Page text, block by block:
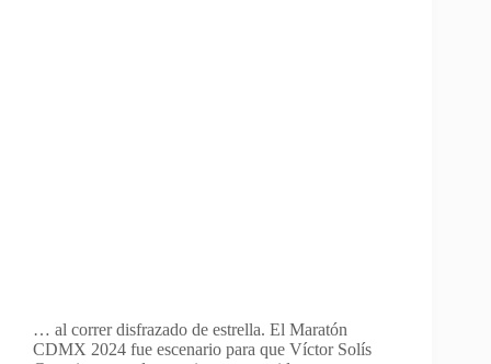
… al correr disfrazado de estrella. El Maratón
CDMX 2024 fue escenario para que Víctor Solís